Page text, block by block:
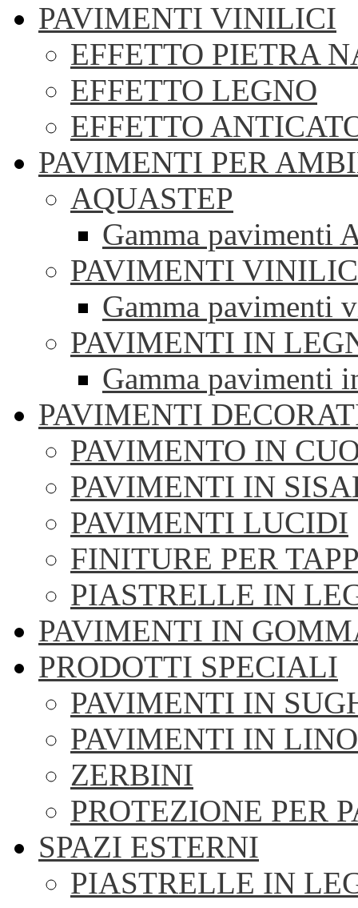
PAVIMENTI VINILICI
EFFETTO PIETRA
EFFETTO LEGNO
EFFETTO
PAVIMENTI PER
AQUASTEP
Gamma pavimenti
PAVIMENTI
Gamma pavimenti
PAVIMENTI IN
Gamma pavimenti
PAVIMENTI
PAVIMENTO IN
PAVIMENTI IN
PAVIMENTI LUCIDI
FINITURE PER
PIASTRELLE IN
PAVIMENTI IN
PRODOTTI SPECIALI
PAVIMENTI IN
PAVIMENTI IN
ZERBINI
PROTEZIONE PER
SPAZI ESTERNI
PIASTRELLE IN